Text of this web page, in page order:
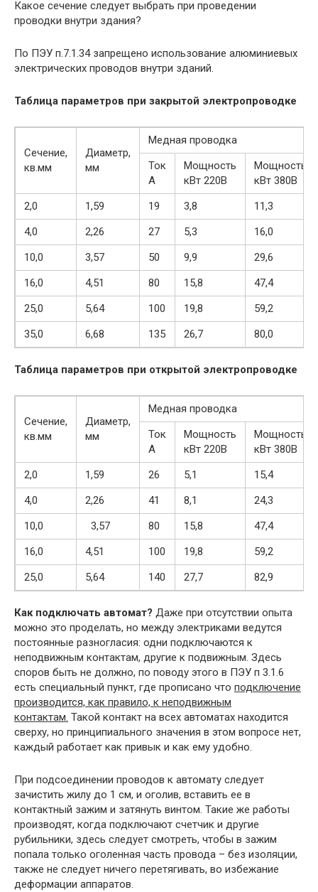
Какое сечение следует выбрать при проведении
проводки внутри здания?
По ПЭУ п.7.1.34 запрещено использование алюминиевых
электрических проводов внутри зданий.
Таблица параметров при закрытой электропроводке
Сечение,
кв.мм
Диаметр,
мм
Медная проводка
Ток
А
Мощность
кВт 220В
Мощность
кВт 380В
2,0
1,59 19 3,8
11,3
4,0
2,26 27 5,3
16,0
10,0
3,57 50 9,9
29,6
16,0
4,51 80 15,8
47,4
25,0
5,64 100 19,8
59,2
35,0
6,68 135 26,7 80,0
Таблица параметров при открытой электропроводке
Сечение,
кв.мм
Диаметр,
мм
Медная проводка
Ток
А
Мощность
кВт 220В
Мощность
кВт 380В
2,0
1,59 26 5,1
15,4
4,0
2,26 41 8,1
24,3
10,0
3,57 80 15,8
47,4
16,0
4,51 100 19,8
59,2
25,0
5,64 140 27,7 82,9
Как подключать автомат? Даже при отсутствии опыта
можно это проделать, но между электриками ведутся
постоянные разногласия: одни подключаются к
неподвижным контактам, другие к подвижным. Здесь
споров быть не должно, по поводу этого в ПЭУ п 3.1.6
есть специальный пункт, где прописано что подключение
производится, как правило, к неподвижным
контактам. Такой контакт на всех автоматах находится
сверху, но принципиального значения в этом вопросе нет,
каждый работает как привык и как ему удобно.
При подсоединении проводов к автомату следует
зачистить жилу до 1 см, и оголив, вставить ее в
контактный зажим и затянуть винтом. Такие же работы
производят, когда подключают счетчик и другие
рубильники, здесь следует смотреть, чтобы в зажим
попала только оголенная часть провода – без изоляции,
также не следует ничего перетягивать, во избежание
деформации аппаратов.